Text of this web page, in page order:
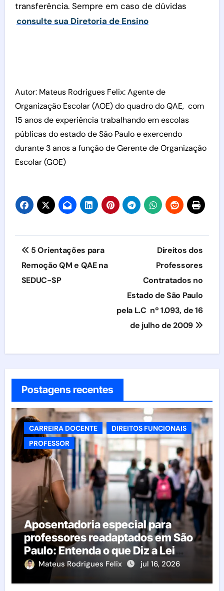
transferência. Sempre em caso de dúvidas
consulte sua Diretoria de Ensino
Autor: Mateus Rodrigues Felix: Agente de
Organização Escolar (AOE) do quadro do QAE, com
15 anos de experiência trabalhando em escolas
públicas do estado de São Paulo e exercendo
durante 3 anos a função de Gerente de Organização
Escolar (GOE)
Navegação
de
Post
5 Orientações para
Remoção QM e QAE na
SEDUC-SP
Direitos dos
Professores
Contratados no
Estado de São Paulo
pela L.C nº 1.093, de 16
de julho de 2009
Postagens recentes
CARREIRA DOCENTE
DIREITOS FUNCIONAIS
PROFESSOR
Aposentadoria especial para
professores readaptados em São
Paulo: Entenda o que Diz a Lei
Complementar nº 1.329/2018
Mateus Rodrigues Felix jul 16, 2026